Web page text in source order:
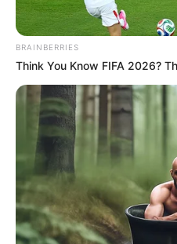
sor intézkedéssel
egy új javaslat szerint a
bevezetése is szóba
havi nyugdíj ötlete?
A 14. havi nyugdíj ötlete
országban alkalmazzák,
alkalommal felmerült a
célja, hogy segítsen az
nehéz gazdasági
amikor az infláció magas,
BRAINBERRIES
Think You Know FIFA 2026?